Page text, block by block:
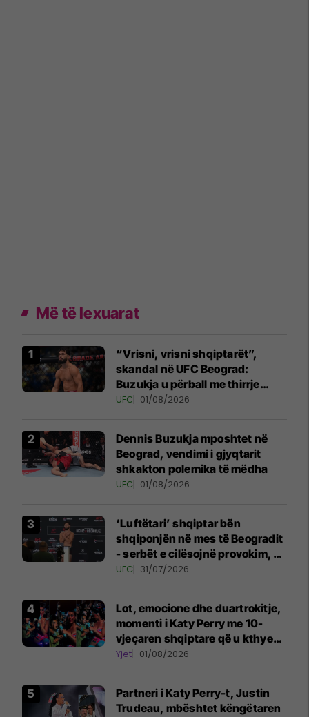
Më të lexuarat
“Vrisni, vrisni shqiptarët”,
skandal në UFC Beograd:
Buzukja u përball me thirrje
anti-shqiptare nga tribunat
UFC 01/08/2026
Dennis Buzukja mposhtet në
Beograd, vendimi i gjyqtarit
shkakton polemika të mëdha
UFC 01/08/2026
‘Luftëtari’ shqiptar bën
shqiponjën në mes të Beogradit
- serbët e cilësojnë provokim, ai
e cilëson simbol të identitetit
UFC 31/07/2026
Lot, emocione dhe duartrokitje,
momenti i Katy Perry me 10-
vjeçaren shqiptare që u kthye
në simbolin e natës në Sunny
Yjet 01/08/2026
Partneri i Katy Perry-t, Justin
Trudeau, mbështet këngëtaren